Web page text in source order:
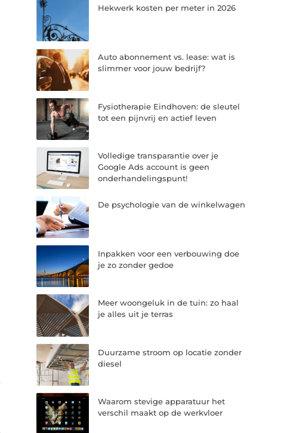
Hekwerk kosten per meter in 2026
Auto abonnement vs. lease: wat is
slimmer voor jouw bedrijf?
Fysiotherapie Eindhoven: de sleutel
tot een pijnvrij en actief leven
Volledige transparantie over je
Google Ads account is geen
onderhandelingspunt!
De psychologie van de winkelwagen
Inpakken voor een verbouwing doe
je zo zonder gedoe
Meer woongeluk in de tuin: zo haal
je alles uit je terras
Duurzame stroom op locatie zonder
diesel
Waarom stevige apparatuur het
verschil maakt op de werkvloer